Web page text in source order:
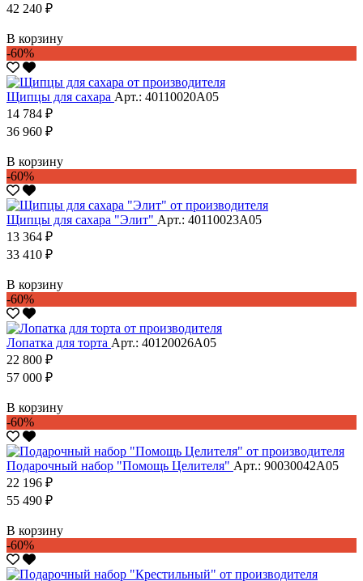
42 240 ₽
В корзину
-60%
Щипцы для сахара Арт.: 40110020А05
14 784 ₽
36 960 ₽
В корзину
-60%
Щипцы для сахара "Элит" Арт.: 40110023А05
13 364 ₽
33 410 ₽
В корзину
-60%
Лопатка для торта Арт.: 40120026А05
22 800 ₽
57 000 ₽
В корзину
-60%
Подарочный набор "Помощь Целителя" Арт.: 90030042А05
22 196 ₽
55 490 ₽
В корзину
-60%